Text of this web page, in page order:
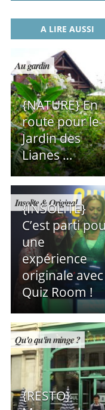
A LIRE AUSSI
Au gardin
{NATURE} En
route pour le
Jardin des
Lianes …
Insolite & Original
{INSOLITE}
C’est parti
une
expérience
originale avec
Quiz Room !
Qu'o qu'in minge ?
{RESTO}